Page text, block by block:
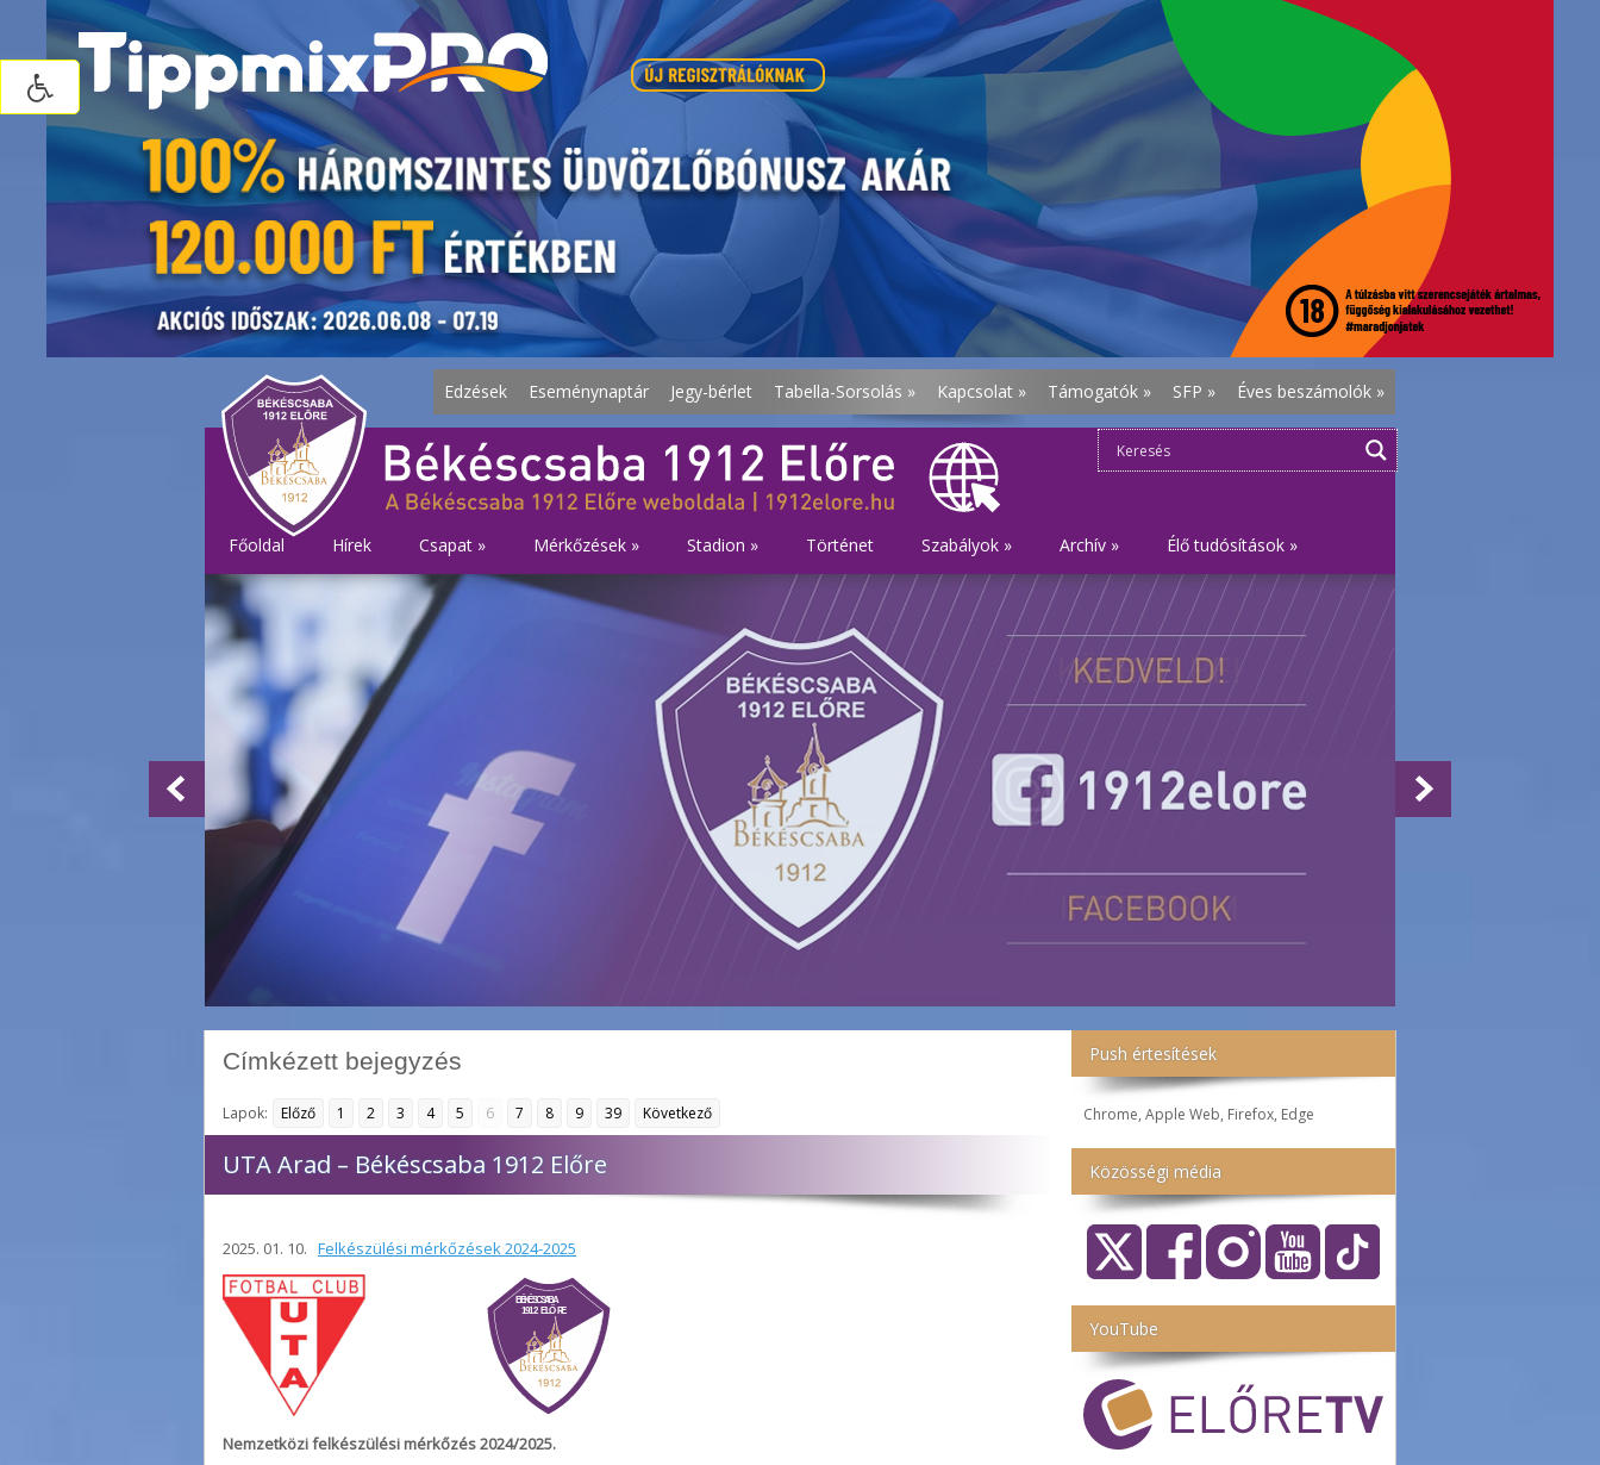
Edzések Eseménynaptár Jegy-bérlet Tabella-Sorsolás » Kapcsolat » Támogatók » SFP » Éves beszámolók »
Főoldal Hírek Csapat » Mérkőzések » Stadion » Történet Szabályok » Archív » Élő tudósítások »
Push értesítések
Chrome, Apple Web, Firefox, Edge
Közösségi média
YouTube
Címkézett bejegyzés
Lapok: Előző 1 2 3 4 5 6 7 8 9 39 Következő
UTA Arad – Békéscsaba 1912 Előre
2025. 01. 10. Felkészülési mérkőzések 2024-2025
Nemzetközi felkészülési mérkőzés 2024/2025.